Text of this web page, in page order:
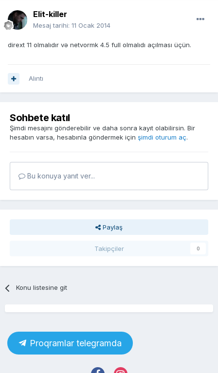
Elit-killer
Mesaj tarihi: 11 Ocak 2014
dirext 11 olmalıdır və netvormk 4.5 full olmalıdı açılması üçün.
Alıntı
Sohbete katıl
Şimdi mesajını gönderebilir ve daha sonra kayıt olabilirsin. Bir
hesabın varsa, hesabınla göndermek için şimdi oturum aç.
Bu konuya yanıt ver...
Paylaş
Takipçiler 0
Konu listesine git
Proqramlar telegramda